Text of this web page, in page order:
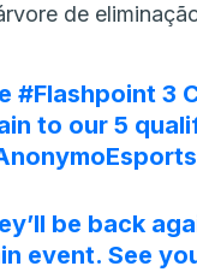
de
#Flashpoint 3
to our 5
be back
event. See